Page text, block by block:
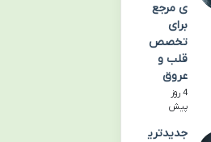
ی مرجع
برای
تخصص
قلب و
عروق
4 روز
پیش
جدیدتری